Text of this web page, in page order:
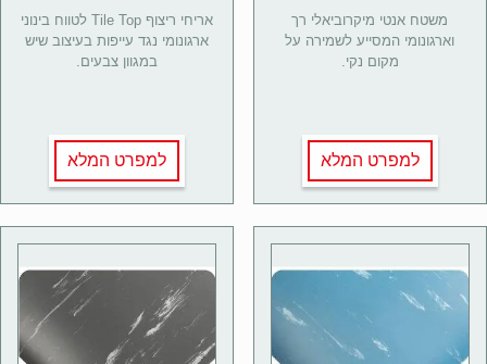
משטח אנטי מיקרוביאלי רך
וארגונומי המסייע לשמירה על
מקום נקי.
למפרט המלא
אריחי ריצוף Tile Top לטווח בינוני
ארגונומי נגד עייפות בעיצוב שיש
במגוון צבעים.
למפרט המלא